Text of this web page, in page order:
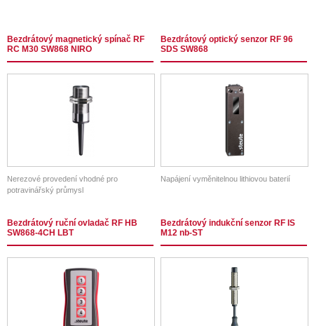
Bezdrátový magnetický spínač RF
RC M30 SW868 NIRO
Nerezové provedení vhodné pro
potravinářský průmysl
Bezdrátový optický senzor RF 96
SDS SW868
Napájení vyměnitelnou lithiovou baterií
Bezdrátový ruční ovladač RF HB
SW868-4CH LBT
Bezdrátový indukční senzor RF IS
M12 nb-ST